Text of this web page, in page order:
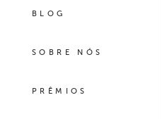
BLOG
SOBRE NÓS
PRÊMIOS